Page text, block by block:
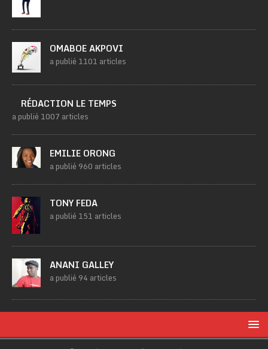
OMABOE AKPOVI
a publié 1101 articles
RÉDACTION LE TEMPS
a publié 1007 articles
EMILIE ORONG
a publié 960 articles
TONY FEDA
a publié 151 articles
ANANI GALLEY
a publié 94 articles